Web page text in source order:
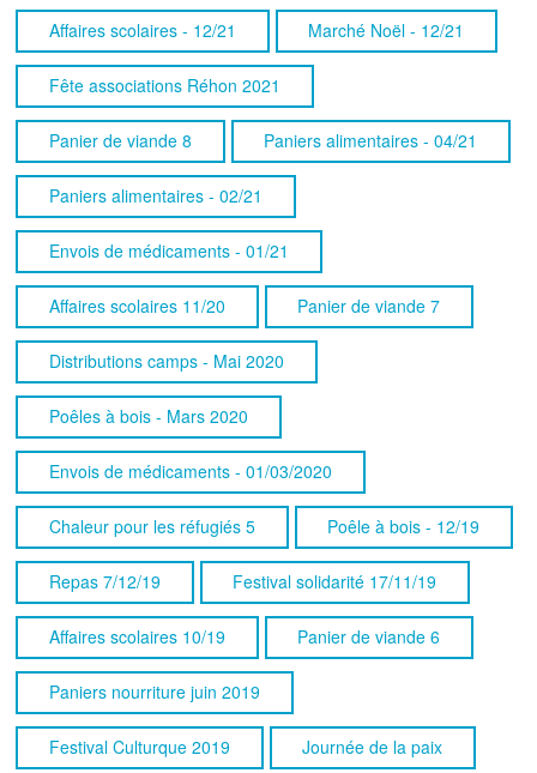
Affaires scolaires - 12/21 Marché Noël - 12/21
Fête associations Réhon 2021
Panier de viande 8 Paniers alimentaires - 04/21
Paniers alimentaires - 02/21
Envois de médicaments - 01/21
Affaires scolaires 11/20 Panier de viande 7
Distributions camps - Mai 2020
Poêles à bois - Mars 2020
Envois de médicaments - 01/03/2020
Chaleur pour les réfugiés 5 Poêle à bois - 12/19
Repas 7/12/19 Festival solidarité 17/11/19
Affaires scolaires 10/19 Panier de viande 6
Paniers nourriture juin 2019
Festival Culturque 2019 Journée de la paix